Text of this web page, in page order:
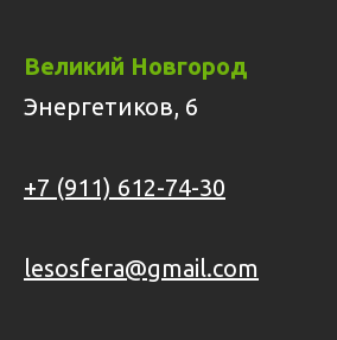
Великий Новгород
Энергетиков, 6
+7 (911) 612-74-30
lesosfera@gmail.com